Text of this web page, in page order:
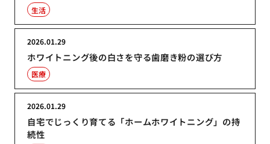
生活
ホワイトニング後の白さを守る歯磨き粉の選び方
2026.01.29
医療
自宅でじっくり育てる「ホームホワイトニング」の持
続性
2026.01.29